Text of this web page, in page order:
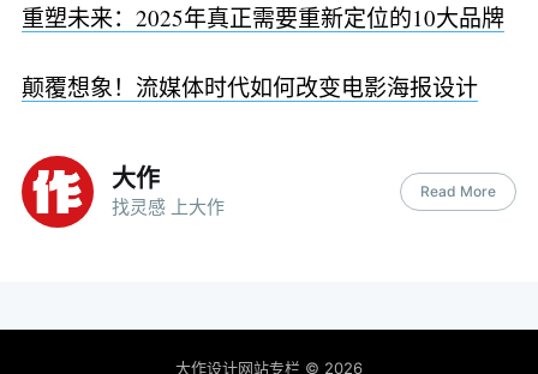
重塑未来：2025年真正需要重新定位的10大品牌
颠覆想象！流媒体时代如何改变电影海报设计
大作
找灵感 上大作
Read More
大作设计网站专栏 © 2026